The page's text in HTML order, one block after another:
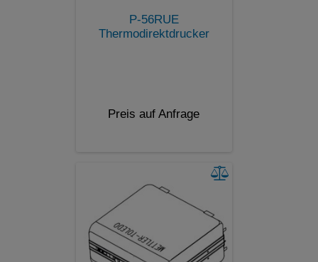
P-56RUE
Thermodirektdrucker
Preis auf Anfrage